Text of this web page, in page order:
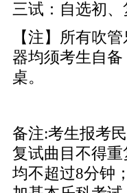
三试：自选初、
【注】所有吹
器均须考生自
桌。
备注:考生报考
复试曲目不得
均不超过8分钟